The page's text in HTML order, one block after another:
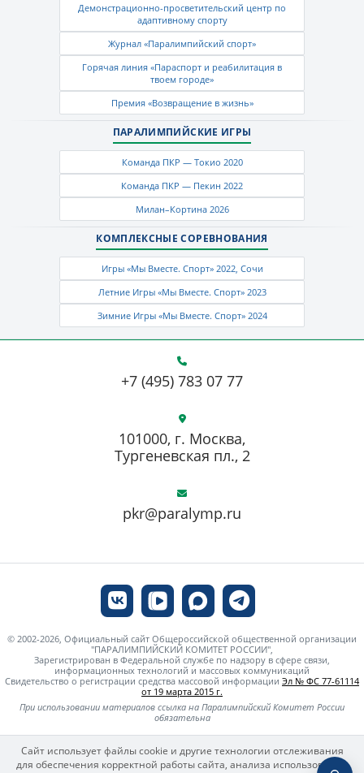
Демонстрационно-просветительский центр по
адаптивному спорту
Журнал «Паралимпийский спорт»
Горячая линия «Параспорт и реабилитация в
твоем городе»
Премия «Возвращение в жизнь»
ПАРАЛИМПИЙСКИЕ ИГРЫ
Команда ПКР — Токио 2020
Команда ПКР — Пекин 2022
Милан–Кортина 2026
КОМПЛЕКСНЫЕ СОРЕВНОВАНИЯ
Игры «Мы Вместе. Спорт» 2022, Сочи
Летние Игры «Мы Вместе. Спорт» 2023
Зимние Игры «Мы Вместе. Спорт» 2024
+7 (495) 783 07 77
pkr@paralymp.ru
101000, г. Москва,
Тургеневская пл., 2
© 2002-2026, Официальный сайт Общероссийской общественной организации
"ПАРАЛИМПИЙСКИЙ КОМИТЕТ РОССИИ",
Зарегистрирован в Федеральной службе по надзору в сфере связи,
информационных технологий и массовых коммуникаций
Свидетельство о регистрации средства массовой информации Эл № ФС 77-61114
от 19 марта 2015 г.
При использовании материалов ссылка на Паралимпийский Комитет России
обязательна
Сайт использует файлы cookie и другие технологии отслеживания
для обеспечения корректной работы сайта, анализа использования